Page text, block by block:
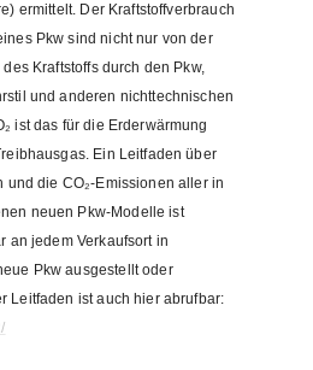
ermittelt. Der Kraftstoffverbrauch
Pkw sind nicht nur von der
Kraftstoffs durch den Pkw,
und anderen nichttechnischen
ist das für die Erderwärmung
Ein Leitfaden über
und die CO₂-Emissionen aller in
neuen Pkw-Modelle ist
an jedem Verkaufsort in
Pkw ausgestellt oder
Leitfaden ist auch hier abrufbar: